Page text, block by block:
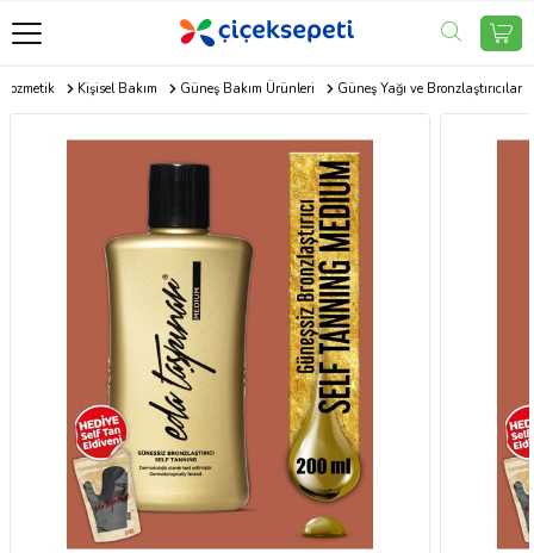
Kozmetik Kişisel Bakım Güneş Bakım Ürünleri Güneş Yağı ve Bronzlaştırıcılar